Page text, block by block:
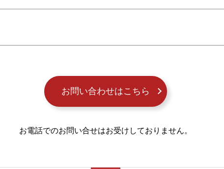
お問い合わせはこちら
お電話でのお問い合せはお受けしておりません。